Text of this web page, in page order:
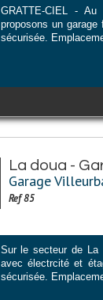
GRATTE-CIEL -
proposons un garage
sécurisée.
La doua -
Garage
Ref 85
Sur le secteur de La
avec électrcité et
sécurisée.